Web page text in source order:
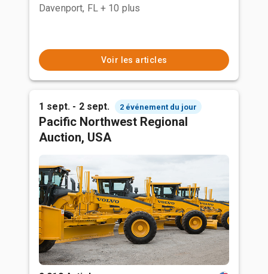
Davenport, FL + 10 plus
Voir les articles
1 sept. - 2 sept. 2 événement du jour
Pacific Northwest Regional
Auction, USA